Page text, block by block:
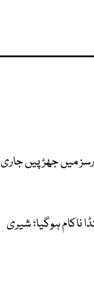
میں جھڑپیں جاری
ناکام ہوگیا؛ شیری